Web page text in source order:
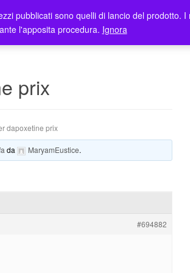
Registrazione Utenti Elenco
prix
dapoxetine prix
da MaryamEustice.
#694882
pubblicati sono quelli di lancio del prodotto.
l'apposita procedura. Ignora